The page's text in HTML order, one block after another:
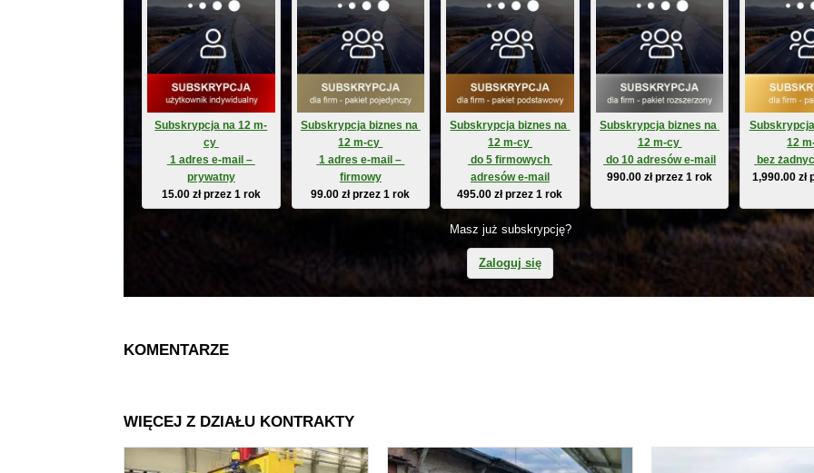
Subskrypcja na 12 m-
cy
prywatny
15.00 zł przez 1 rok
Subskrypcja biznes na
12 m-cy
1 adres e-mail –
firmowy
99.00zł przez 1 rok
Subskrypcja biznes na
12 m-cy
adresów e-mail
495.00zł przez 1 rok
Subskrypcja biznes na
12 m-cy
do 10 adresów e-mail
990.00zł przez 1 rok
12
bez
1,990.00 zł
Masz już subskrypcję?
Zaloguj się
KOMENTARZE
WIĘCEJ Z DZIAŁU KONTRAKTY